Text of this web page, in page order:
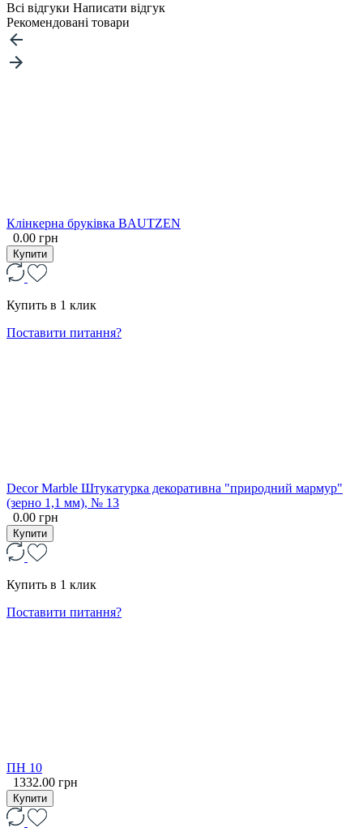
Всі відгуки Написати відгук
Рекомендовані товари
Клінкерна бруківка BAUTZEN
0.00 грн
Купити
Купить в 1 клик
Поставити питання?
Decor Marble Штукатурка декоративна "природний мармур"
(зерно 1,1 мм), № 13
0.00 грн
Купити
Купить в 1 клик
Поставити питання?
ПН 10
1332.00 грн
Купити